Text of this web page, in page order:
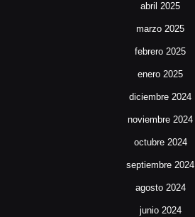
abril 2025
marzo 2025
febrero 2025
enero 2025
diciembre 2024
noviembre 2024
octubre 2024
septiembre 2024
agosto 2024
junio 2024